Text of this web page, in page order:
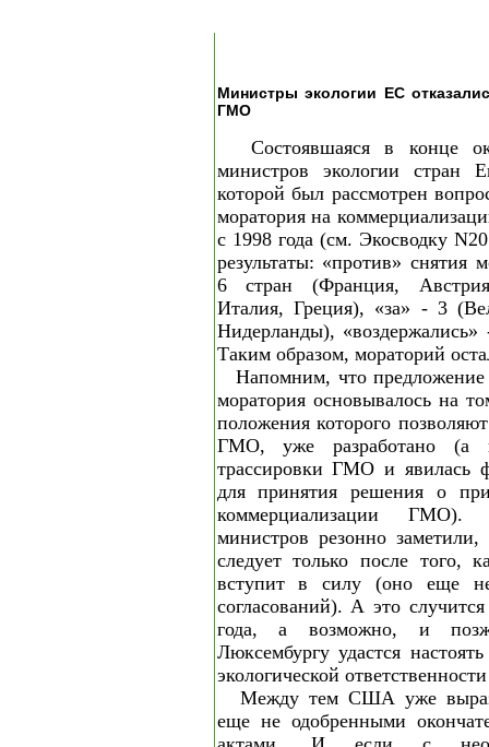
Министры экологии ЕС
ГМО
Состоявшаяся в конце
министров экологии стран
которой был рассмотрен
моратория на
с 1998 года (см. Экосводку
результаты: «против» снятия
6 стран (Франция,
Италия, Греция), «за» - 3
Нидерланды),
Таким образом, мораторий
Напомним, что
моратория основывалось на
положения которого
ГМО, уже разработано (а
трассировки ГМО и явилась
для принятия решения о
коммерциализации ГМО).
министров резонно
следует только после того,
вступит в силу (оно еще
согласований). А это
года, а возможно, и
Люксембургу удастся
экологической
Между тем США уже
еще не одобренными